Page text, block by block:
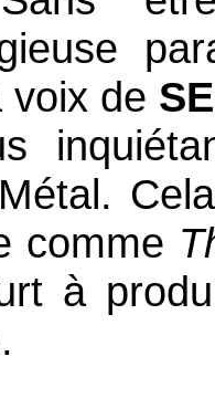
voix de
comme
à